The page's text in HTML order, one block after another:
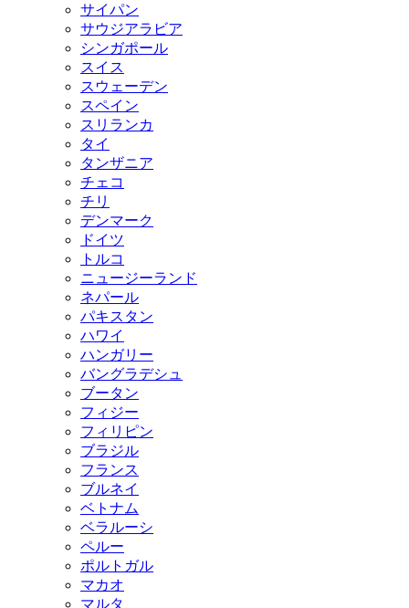
サイパン
サウジアラビア
シンガポール
スイス
スウェーデン
スペイン
スリランカ
タイ
タンザニア
チェコ
チリ
デンマーク
ドイツ
トルコ
ニュージーランド
ネパール
パキスタン
ハワイ
ハンガリー
バングラデシュ
ブータン
フィジー
フィリピン
ブラジル
フランス
ブルネイ
ベトナム
ベラルーシ
ペルー
ポルトガル
マカオ
マルタ